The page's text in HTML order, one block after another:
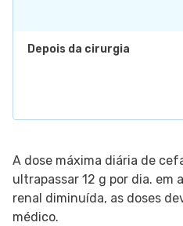
Depois da cirurgia
A dose máxima diária de
ultrapassar 12 g por dia. em
renal diminuída, as doses
médico.